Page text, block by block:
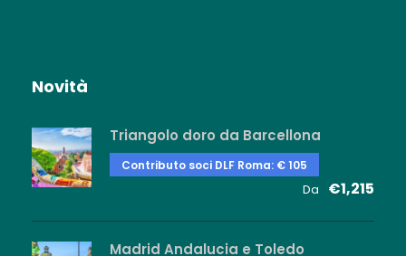
Novità
Triangolo doro da Barcellona
Contributo soci DLF Roma: € 105
Da €1,215
Madrid Andalucia e Toledo